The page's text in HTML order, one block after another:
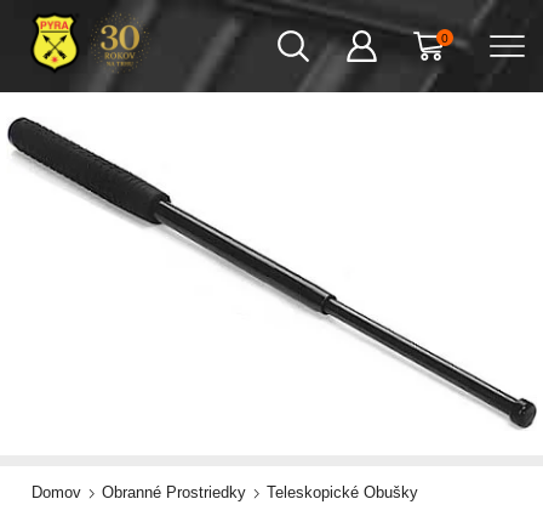
0
Domov Obranné Prostriedky Teleskopické Obušky